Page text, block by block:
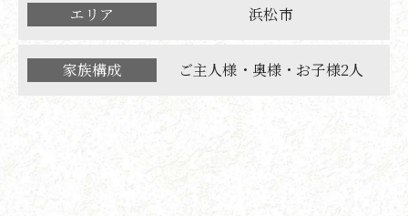
エリア 浜松市
家族構成 ご主人様・奥様・お子様2人